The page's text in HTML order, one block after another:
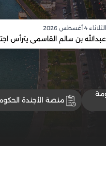
الثلاثاء 4 أغسطس 2026
عبدالله بن سالم القاسمي يترأس
منصة الأجندة